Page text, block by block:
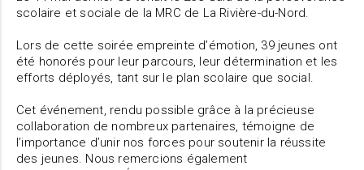
scolaire et sociale de la MRC de La Rivière-du-Nord.
Lors de cette soirée empreinte d’émotion, 39 jeunes ont
été honorés pour leur parcours, leur détermination et les
efforts déployés, tant sur le plan scolaire que social.
Cet événement, rendu possible grâce à la précieuse
collaboration de nombreux partenaires, témoigne de
l’importance d’unir nos forces pour soutenir la réussite
des jeunes. Nous remercions également